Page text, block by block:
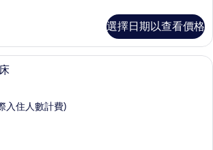
選擇日期以查看價格
標準客房, 2 張單人床 | 高級寢具、舒
入住人數計費)